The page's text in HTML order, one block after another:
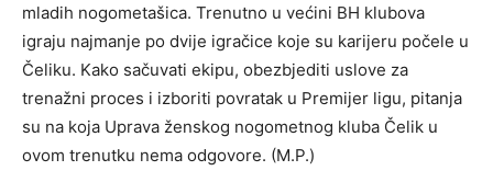
mladih nogometašica. Trenutno u većini BH klubova
igraju najmanje po dvije igračice koje su karijeru počele u
Čeliku. Kako sačuvati ekipu, obezbjediti uslove za
trenažni proces i izboriti povratak u Premijer ligu, pitanja
su na koja Uprava ženskog nogometnog kluba Čelik u
ovom trenutku nema odgovore. (M.P.)